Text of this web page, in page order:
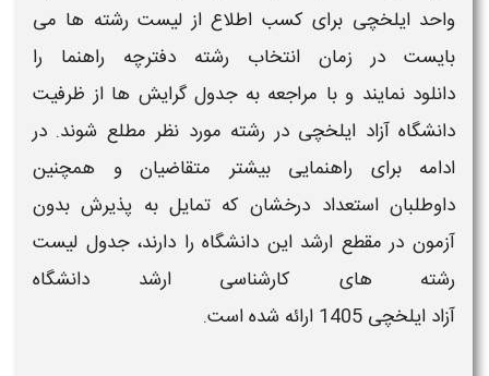
واحدایلخچی برای کسب اطلاع از لیست رشته ها می
بایست در زمان انتخاب رشته دفترچه راهنما را
دانلود نمایند و با مراجعه بهجدول گرایش ها از ظرفیت
دانشگاه آزاد ایلخچیدر رشته مورد نظر مطلع شوند. در
ادامه برای راهنمایی بیشتر متقاضیان و همچنین
داوطلباناستعداد درخشانکه تمایل به پذیرش بدون
آزموندر مقطع ارشد این دانشگاهرا دارند،جدول لیست
رشته های کارشناسی ارشد دانشگاه
آزاد ایلخچی 1405 ارائه شده است.